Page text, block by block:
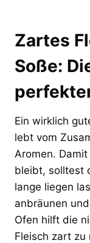
Zartes
Soße:
Ein wirklich
lebt vom
Aromen.
bleibt, solltest
lange liegen
anbräunen
Ofen hilft die
Fleisch zart zu